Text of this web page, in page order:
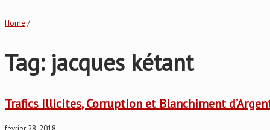
Home /
Tag: jacques kétant
Trafics Illicites, Corruption et Blanchiment